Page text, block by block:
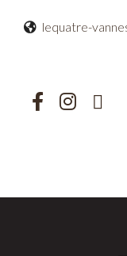
lequatre-